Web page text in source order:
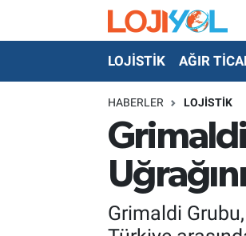
LOJİSTİK AĞIR
HABERLER LOJİSTİK
Grimaldi
OTO-TEST